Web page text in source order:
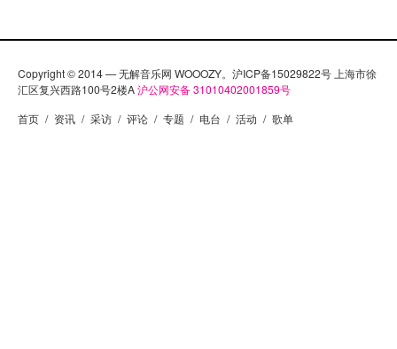
Copyright © 2014 — 无解音乐网 WOOOZY。沪ICP备15029822号 上海市徐
汇区复兴西路100号2楼A沪公网安备 31010402001859号
首页 / 资讯 / 采访 / 评论 / 专题 / 电台 / 活动 / 歌单